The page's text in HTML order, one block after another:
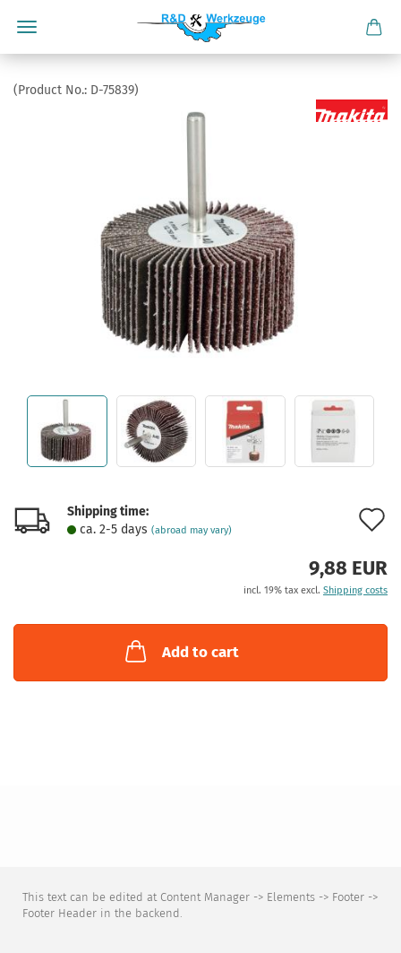
(Product No.: D-75839)
Shipping time:
ca. 2-5 days (abroad may vary)
9,88 EUR
incl. 19% tax excl. Shipping costs
Add to cart
This text can be edited at Content Manager -> Elements -> Footer ->
Footer Header in the backend.